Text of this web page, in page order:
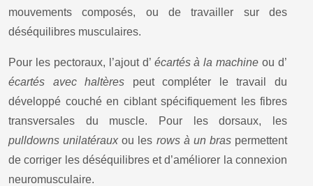
mouvements composés, ou de travailler sur des
déséquilibres musculaires.
Pour les pectoraux, l’ajout d’ écartés à la machineou d’
écartés avec haltères peut compléter le travail du
développé couché en ciblant spécifiquement les fibres
transversales du muscle. Pour les dorsaux, les
pulldowns unilatérauxou les rows à un bras permettent
de corriger les déséquilibres et d’améliorer la connexion
neuromusculaire.